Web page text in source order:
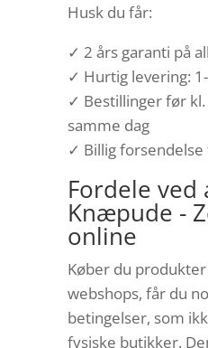
Husk du får:
✓ 2 års garanti på
✓ Hurtig levering:
✓ Bestillinger før
samme dag
✓ Billig forsendelse
Fordele ved
Knæpude -
online
Køber du
webshops, får du
betingelser, som
fysiske butikker.